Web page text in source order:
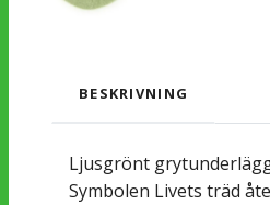
BESKRIVNING
Ljusgrönt
Symbolen Livets träd